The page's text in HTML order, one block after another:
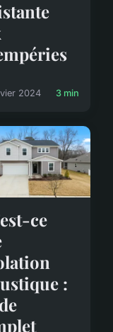
2024 3 min
ce
: